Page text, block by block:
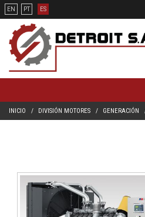
EN PT ES
INICIO DIVISIÓN MOTORES GENERACIÓN